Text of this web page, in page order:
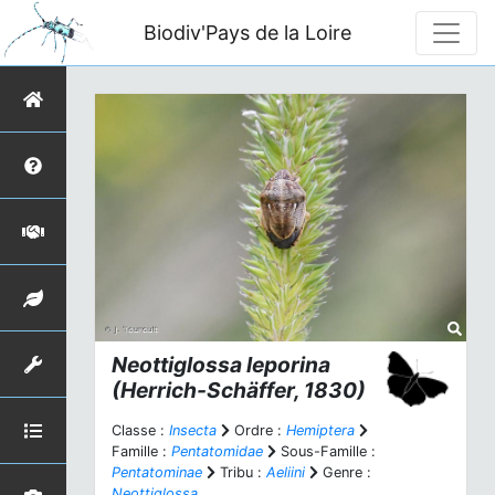
Biodiv'Pays de la Loire
Neottiglossa leporina
(Herrich-Schäffer, 1830)
Classe : Insecta Ordre : Hemiptera
Famille : Pentatomidae
Sous-Famille :
Pentatominae
Tribu : Aeliini
Genre :